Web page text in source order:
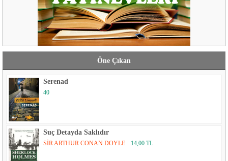
Öne Çıkan
Serenad
40
Suç Detayda Saklıdır
SİR ARTHUR CONAN DOYLE 14,00 TL